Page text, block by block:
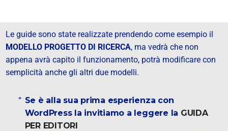
Le guide sono state realizzate prendendo come esempio il
MODELLO PROGETTO DI RICERCA, ma vedrà che non
appena avrà capito il funzionamento, potrà modificare con
semplicità anche gli altri due modelli.
Se è alla sua prima esperienza con
WordPress la invitiamo a leggere la GUIDA
PER EDITORI